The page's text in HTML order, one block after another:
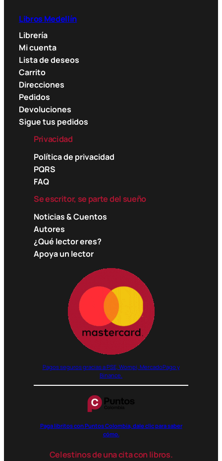
Libros Medellín
Librería
Mi cuenta
Lista de deseos
Carrito
Direcciones
Pedidos
Devoluciones
Sigue tus pedidos
Privacidad
Política de privacidad
PQRS
FAQ
Se escritor, se parte del sueño
Noticias & Cuentos
Autores
¿Qué lector eres?
Apoya un lector
Pagos seguros gracias a PSE, Wompi, MercadoPago y
Binance.
Paga libritos con Puntos Colombia, dale clic para saber
cómo.
Celestinos de una cita con libros.